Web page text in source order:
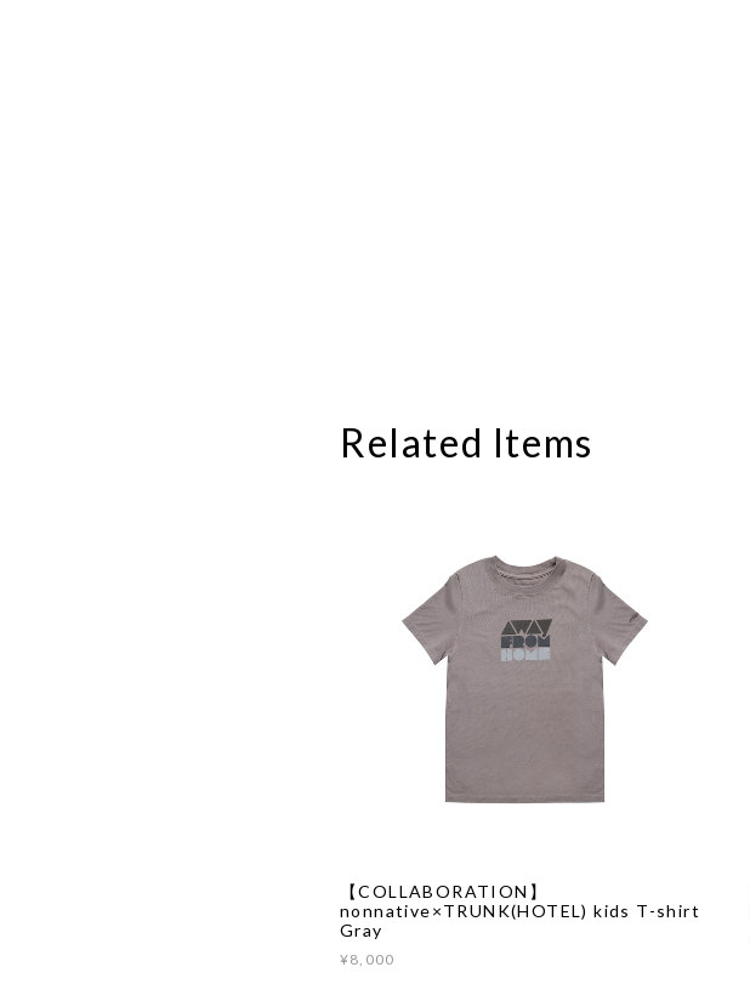
Related Items
【COLLABORATION】
nonnative×TRUNK(HOTEL) kids T-shirt
Gray
¥8,000